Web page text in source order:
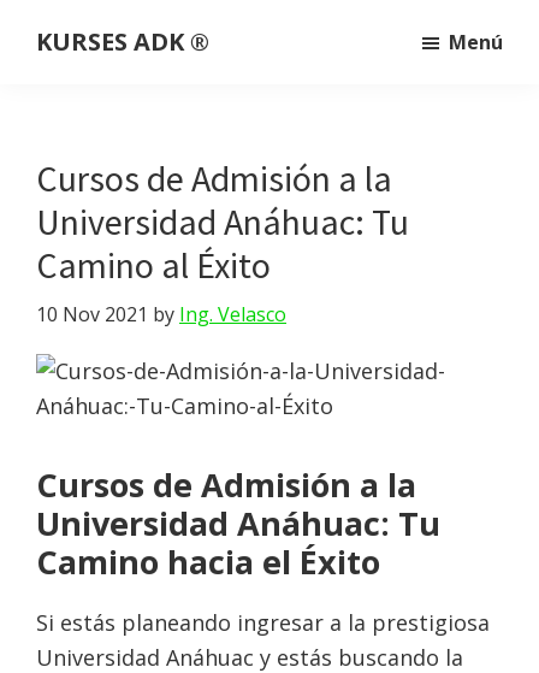
principal
KURSES ADK ®
educativa
que
imparte
clases
y
cursos
personalizados,
en
y
a
domicilio
Menú
Cursos de Admisión a la
Universidad Anáhuac: Tu
Camino al Éxito
10 Nov 2021 by Ing. Velasco
Cursos de Admisión a la
Universidad Anáhuac: Tu
Camino hacia el Éxito
Si estás planeando ingresar a la prestigiosa
Universidad Anáhuac y estás buscando la